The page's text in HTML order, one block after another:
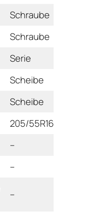
Schraube
Schraube
Serie
Scheibe
Scheibe
205/55R16H
–
–
–